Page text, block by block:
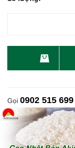
Gọi 0902 515 699